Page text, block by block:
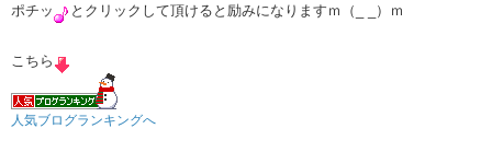
ポチッ
とクリックして頂けると励みになりますｍ（_ _）ｍ
こちら
人気ブログランキングへ